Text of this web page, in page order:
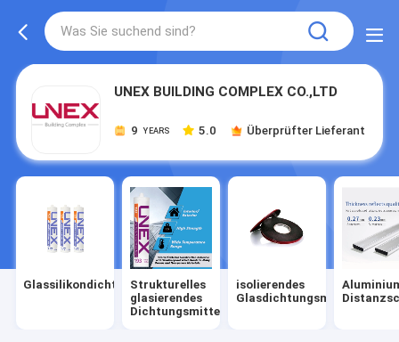
UNEX BUILDING COMPLEX CO.,LTD
9 YEARS 5.0 Überprüfter Lieferant
Glassilikondichtungsmittel
Strukturelles
glasierendes
Dichtungsmittel
isolierendes
Glasdichtungsmittel